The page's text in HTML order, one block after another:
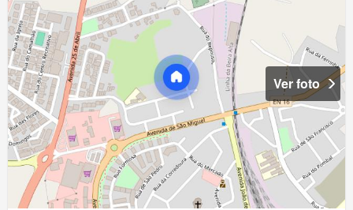
Ver foto